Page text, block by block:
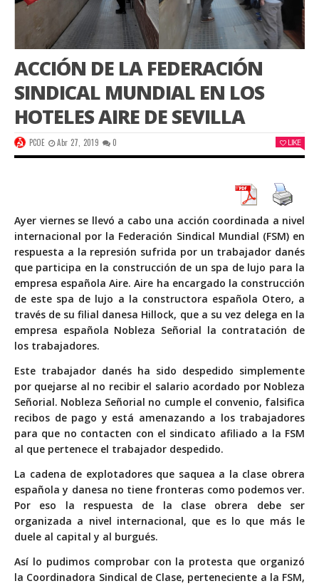
ACCIÓN DE LA FEDERACIÓN
SINDICAL MUNDIAL EN LOS
HOTELES AIRE DE SEVILLA
PCOE Abr 27, 2019 0 LIKE
Ayer viernes se llevó a cabo una acción coordinada a nivel
internacional por la Federación Sindical Mundial (FSM) en
respuesta a la represión sufrida por un trabajador danés
que participa en la construcción de un spa de lujo para la
empresa española Aire. Aire ha encargado la construcción
de este spa de lujo a la constructora española Otero, a
través de su filial danesa Hillock, que a su vez delega en la
empresa española Nobleza Señorial la contratación de
los trabajadores.
Este trabajador danés ha sido despedido simplemente
por quejarse al no recibir el salario acordado por Nobleza
Señorial. Nobleza Señorial no cumple el convenio, falsifica
recibos de pago y está amenazando a los trabajadores
para que no contacten con el sindicato afiliado a la FSM
al que pertenece el trabajador despedido.
La cadena de explotadores que saquea a la clase obrera
española y danesa no tiene fronteras como podemos ver.
Por eso la respuesta de la clase obrera debe ser
organizada a nivel internacional, que es lo que más le
duele al capital y al burgués.
Así lo pudimos comprobar con la protesta que organizó
la Coordinadora Sindical de Clase, perteneciente a la FSM,